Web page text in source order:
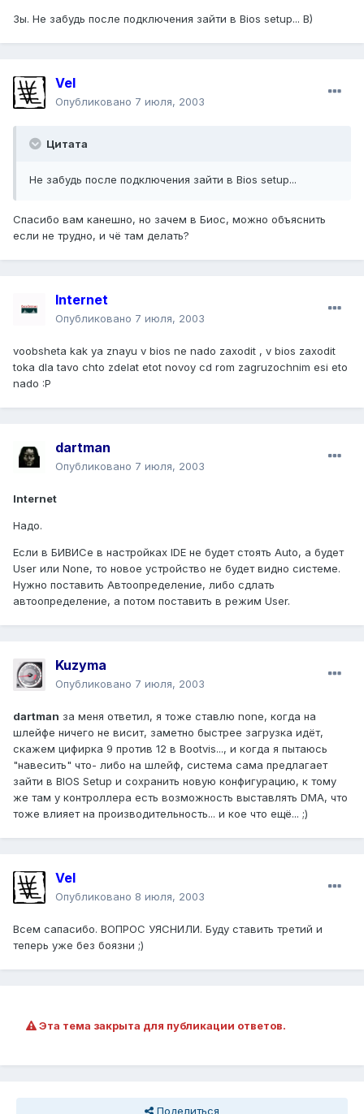
Зы. Не забудь после подключения зайти в Bios setup... B)
Vel
Опубликовано 7 июля, 2003
Цитата
Не забудь после подключения зайти в Bios setup...
Спасибо вам канешно, но зачем в Биос, можно объяснить
если не трудно, и чё там делать?
Internet
Опубликовано 7 июля, 2003
voobsheta kak ya znayu v bios ne nado zaxodit , v bios zaxodit
toka dla tavo chto zdelat etot novoy cd rom zagruzochnim esi eto
nado :P
dartman
Опубликовано 7 июля, 2003
Internet
Надо.
Если в БИВИСе в настройках IDE не будет стоять Auto, а будет
User или None, то новое устройство не будет видно системе.
Нужно поставить Автоопределение, либо сдлать
автоопределение, а потом поставить в режим User.
Kuzyma
Опубликовано 7 июля, 2003
dartman за меня ответил, я тоже ставлю none, когда на
шлейфе ничего не висит, заметно быстрее загрузка идёт,
скажем цифирка 9 против 12 в Bootvis..., и когда я пытаюсь
"навесить" что- либо на шлейф, система сама предлагает
зайти в BIOS Setup и сохранить новую конфигурацию, к тому
же там у контроллера есть возможность выставлять DMA, что
тоже влияет на производительность... и кое что ещё... ;)
Vel
Опубликовано 8 июля, 2003
Всем сапасибо. ВОПРОС УЯСНИЛИ. Буду ставить третий и
теперь уже без боязни ;)
Эта тема закрыта для публикации ответов.
Поделиться